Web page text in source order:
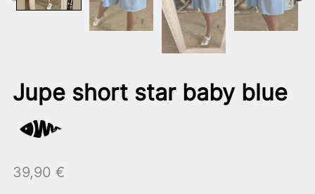
Jupe short star baby blue
39,90 €